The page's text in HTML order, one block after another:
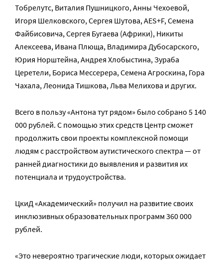
Тобрелутс, Виталия Пушницкого, Анны Чехоевой,
Игоря Шелковского, Сергея Шутова, AES+F, Семена
Файбисовича, Сергея Бугаева (Африки), Никиты
Алексеева, Ивана Плюща, Владимира Дубосарского,
Юрия Норштейна, Андрея Хлобыстина, Зураба
Церетели, Бориса Мессерера, Семена Агроскина, Гора
Чахала, Леонида Тишкова, Льва Мелихова и других.
Всего в пользу «Антона тут рядом» было собрано 5 140
000 рублей. С помощью этих средств Центр сможет
продолжить свои проекты комплексной помощи
людям с расстройством аутистического спектра — от
ранней диагностики до выявления и развития их
потенциала и трудоустройства.
ЦкиД «Академический» получил на развитие своих
инклюзивных образовательных программ 360 000
рублей.
«Это невероятно трагические люди, которых ожидает